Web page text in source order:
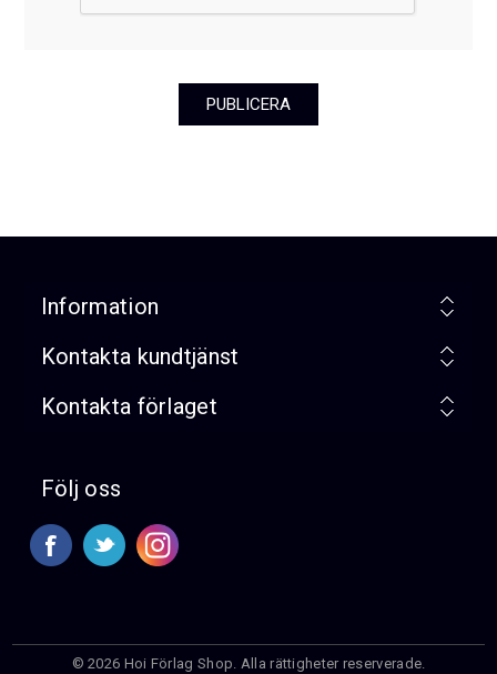
Information
Kontakta kundtjänst
Kontakta förlaget
Följ oss
© 2026 Hoi Förlag Shop. Alla rättigheter reserverade.